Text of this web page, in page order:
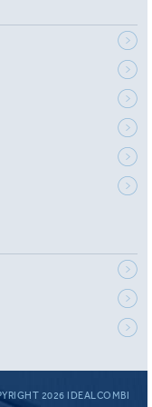
2026 IDEALCOMBI